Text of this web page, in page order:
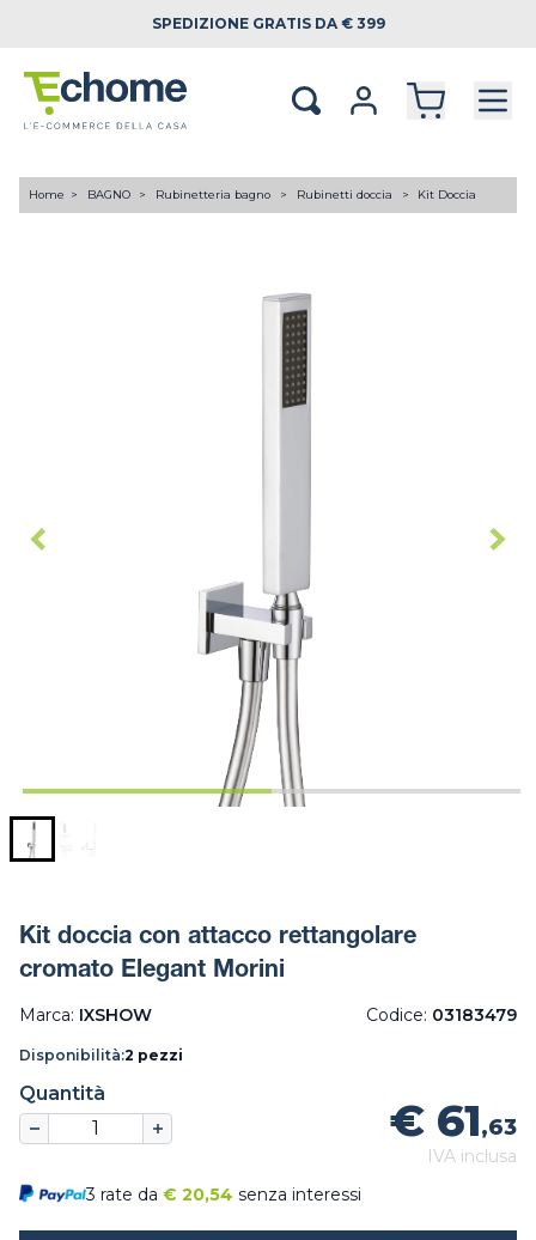
SPEDIZIONE GRATIS DA € 399
Home BAGNO Rubinetteria bagno Rubinetti doccia Kit Doccia
Kit doccia con attacco rettangolare
cromato Elegant Morini
Marca: IXSHOW Codice: 03183479
Disponibilità:2 pezzi
Quantità
€ 61,63
IVA inclusa
3 rate da € 20,54 senza interessi